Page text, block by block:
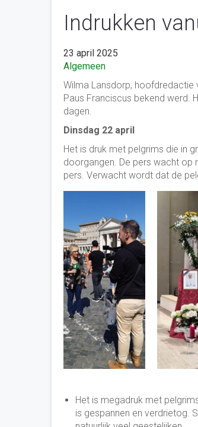
Indrukken
23 april 2025
Algemeen
Wilma Lansdorp, hoofdredactie
Paus Franciscus bekend werd.
dagen.
Dinsdag 22 april
Het is druk met pelgrims die in
doorgangen. De pers wacht op
pers. Verwacht wordt dat de
Het is megadruk met
is gespannen en verdrietog.